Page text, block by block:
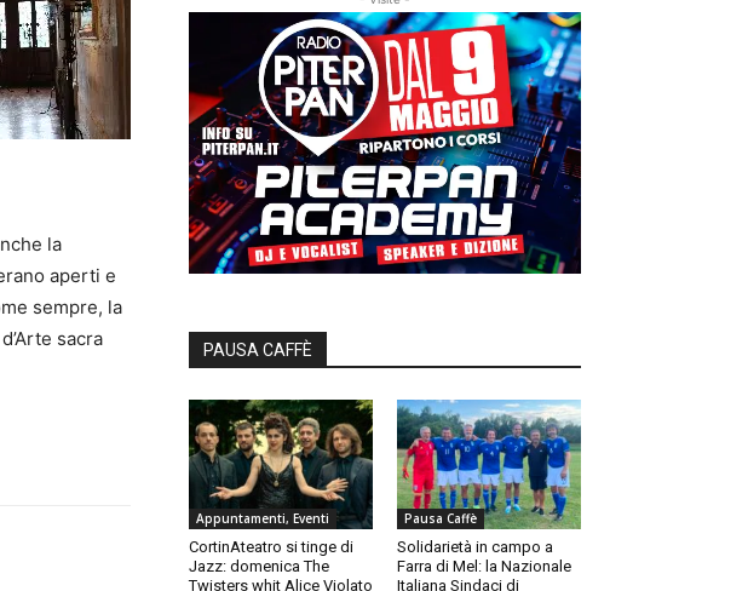
la
aperti e
sempre, la
sacra
PAUSA CAFFÈ
Appuntamenti, Eventi
CortinAteatro si tinge di
Jazz: domenica The
Twisters whit Alice Violato
Pausa Caffè
Solidarietà in campo a
Farra di Mel: la Nazionale
Italiana Sindaci di